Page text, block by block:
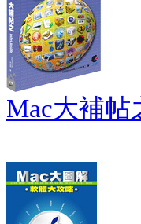
Mac大補帖